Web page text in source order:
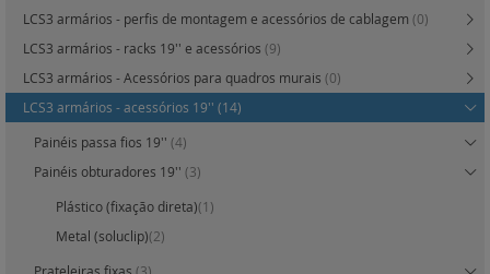
LCS3 armários - perfis de montagem e acessórios de cablagem (0)
LCS3 armários - racks 19'' e acessórios (9)
LCS3 armários - Acessórios para quadros murais (0)
LCS3 armários - acessórios 19'' (14)
Painéis passa fios 19'' (4)
Painéis obturadores 19'' (3)
Plástico (fixação direta)(1)
Metal (soluclip)(2)